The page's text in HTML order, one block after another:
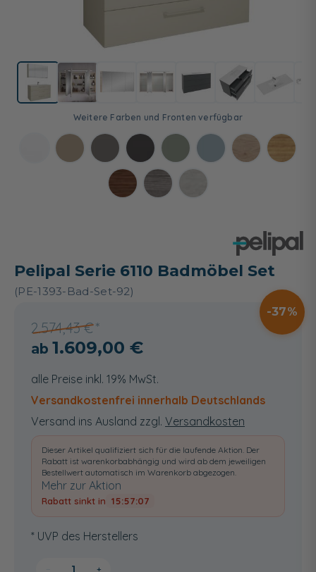
Pelipal Serie 6110 Badmöbel Set
(PE-1393-Bad-Set-92)
2.574,43 €
37
1.609,00 €
alle Preise inkl. 19% MwSt.
Versandkostenfrei innerhalb Deutschlands
Versand ins Ausland zzgl. Versandkosten
Dieser Artikel qualifiziert sich für die laufende Aktion. Der
Rabatt ist warenkorbabhängig und wird ab dem jeweiligen
Bestellwert automatisch im Warenkorb abgezogen.
Mehr zur Aktion
Rabatt sinkt in 15:57:07
* UVP des Herstellers
+